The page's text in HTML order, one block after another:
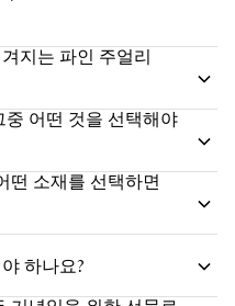
지는 파인 주얼리
어떤 것을 선택해야
떤 소재를 선택하면
하나요?